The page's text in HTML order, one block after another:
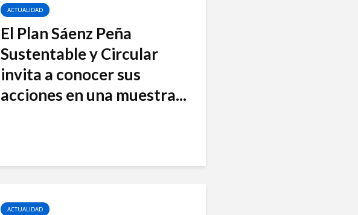
ACTUALIDAD
El Plan Sáenz Peña
Sustentable y Circular
invita a conocer sus
acciones en una muestra...
ACTUALIDAD